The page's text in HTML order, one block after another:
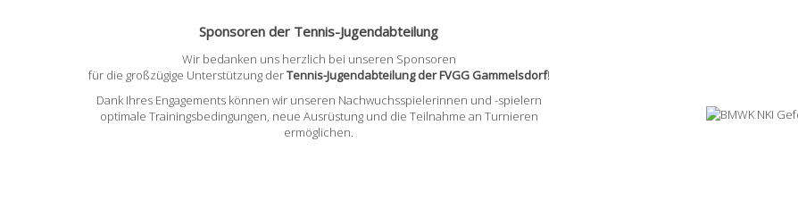
Sponsoren der Tennis-Jugendabteilung
Wir bedanken uns herzlich bei unseren Sponsoren
für die großzügige Unterstützung derTennis-Jugendabteilung der FVGG Gammelsdorf!
Dank Ihres Engagements können wir unseren Nachwuchsspielerinnen und -spielern
optimale Trainingsbedingungen, neue Ausrüstung und die Teilnahme an Turnieren
ermöglichen.